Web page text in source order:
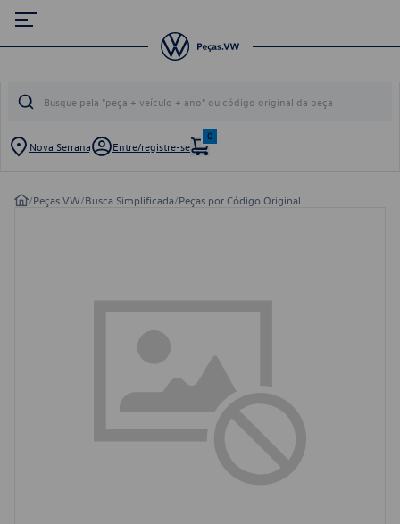
Nova Serrana Entre/registre-se
0
/Peças VW/Busca Simplificada/Peças por Código Original